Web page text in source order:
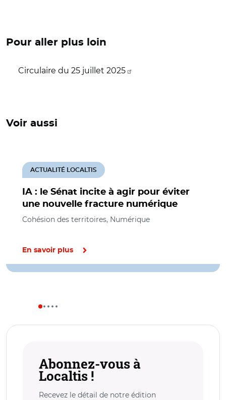
Pour aller plus loin
Circulaire du 25 juillet 2025
Voir aussi
IA : le Sénat incite à agir pour éviter
une nouvelle fracture numérique
ACTUALITÉ LOCALTIS
Cohésion des territoires, Numérique
En savoir plus
Abonnez-vous à
Localtis !
Recevez le détail de notre édition